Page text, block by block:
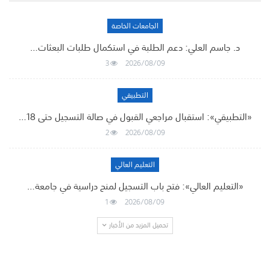
الجامعات الخاصة
د. جاسم العلي: دعم الطلبة في استكمال طلبات البعثات…
2026/08/09
3
التطبيقي
«التطبيقي»: استقبال مراجعي القبول في صالة التسجيل حتى 18…
2026/08/09
2
التعليم العالي
«التعليم العالي»: فتح باب التسجيل لمنح دراسية في جامعة…
2026/08/09
1
تحميل المزيد من الأخبار